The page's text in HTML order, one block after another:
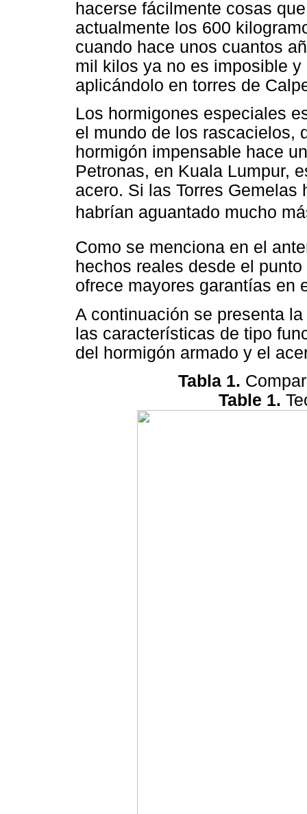
hacerse fácilmente cosas
actualmente los 600
cuando hace unos cuantos
mil kilos ya no es imposible
aplicándolo en torres de
Los hormigones especiales
el mundo de los rascacielos,
hormigón impensable hace
Petronas, en Kuala Lumpur,
acero. Si las Torres
habrían aguantado mucho
Como se menciona en el
hechos reales desde el
ofrece mayores garantías en
A continuación se presenta la
las características de tipo
del hormigón armado y el
Tabla 1.
Table 1.